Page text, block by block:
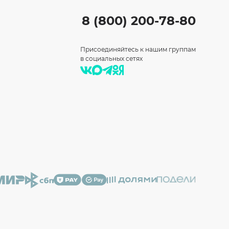
8 (800) 200-78-80
Присоединяйтесь к нашим группам
в социальных сетях